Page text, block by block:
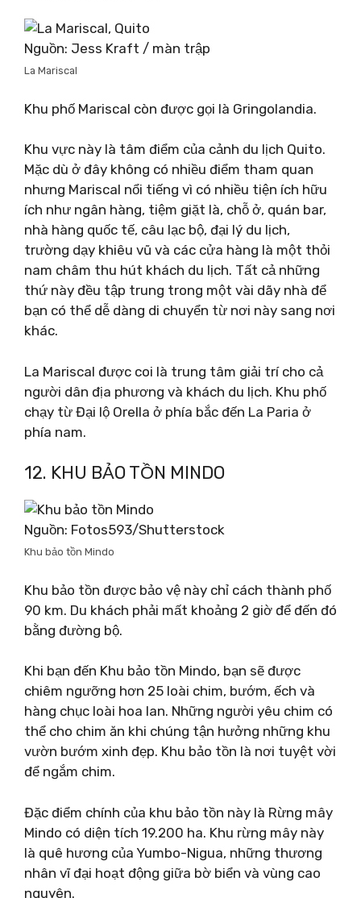
Nguồn: Jess Kraft / màn trập
La Mariscal
Khu phố Mariscal còn được gọi là Gringolandia.
Khu vực này là tâm điểm của cảnh du lịch Quito.
Mặc dù ở đây không có nhiều điểm tham quan
nhưng Mariscal nổi tiếng vì có nhiều tiện ích hữu
ích như ngân hàng, tiệm giặt là, chỗ ở, quán bar,
nhà hàng quốc tế, câu lạc bộ, đại lý du lịch,
trường dạy khiêu vũ và các cửa hàng là một thỏi
nam châm thu hút khách du lịch. Tất cả những
thứ này đều tập trung trong một vài dãy nhà để
bạn có thể dễ dàng di chuyển từ nơi này sang nơi
khác.
La Mariscal được coi là trung tâm giải trí cho cả
người dân địa phương và khách du lịch. Khu phố
chạy từ Đại lộ Orella ở phía bắc đến La Paria ở
phía nam.
12. KHU BẢO TỒN MINDO
Nguồn: Fotos593/Shutterstock
Khu bảo tồn Mindo
Khu bảo tồn được bảo vệ này chỉ cách thành phố
90 km. Du khách phải mất khoảng 2 giờ để đến đó
bằng đường bộ.
Khi bạn đến Khu bảo tồn Mindo, bạn sẽ được
chiêm ngưỡng hơn 25 loài chim, bướm, ếch và
hàng chục loài hoa lan. Những người yêu chim có
thể cho chim ăn khi chúng tận hưởng những khu
vườn bướm xinh đẹp. Khu bảo tồn là nơi tuyệt vời
để ngắm chim.
Đặc điểm chính của khu bảo tồn này là Rừng mây
Mindo có diện tích 19.200 ha. Khu rừng mây này
là quê hương của Yumbo-Nigua, những thương
nhân vĩ đại hoạt động giữa bờ biển và vùng cao
nguyên.